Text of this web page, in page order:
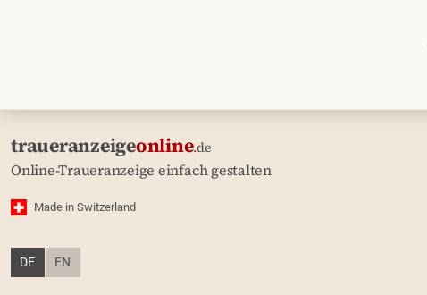
traueranzeigeonline.de
Online-Traueranzeige einfach gestalten
Made in Switzerland
DE EN